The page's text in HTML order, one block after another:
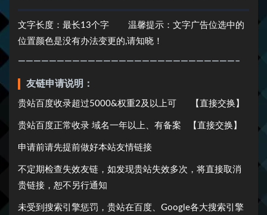
文字长度：最长13个字 温馨提示：文字广告位选中的
位置颜色是没有办法变更的,请知晓！
————————————————————————————–
友链申请说明：
贵站百度收录超过5000&权重2及以上可 【直接交换】
贵站百度正常收录 域名一年以上、有备案 【直接交换】
申请前请先提前做好本站友情链接
不定期检查失效友链，如发现贵站失效多次，将直接取消
贵链接，恕不另行通知
未受到搜索引擎惩罚，贵站在百度、Google各大搜索引擎